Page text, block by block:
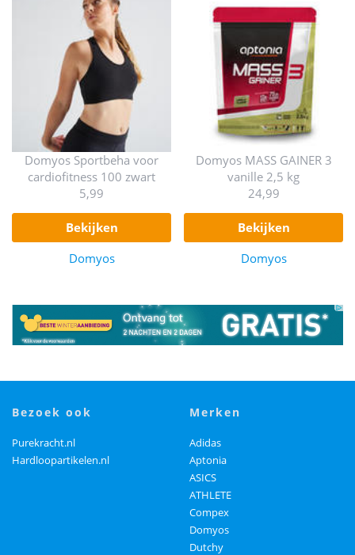
Domyos Sportbeha voor
cardiofitness 100 zwart
5,99
bekijken
Domyos
Domyos MASS GAINER 3
vanille 2,5 kg
24,99
bekijken
Domyos
bezoek ook
Purekracht.nl
Hardloopartikelen.nl
merken
Adidas
Aptonia
ASICS
ATHLETE
Compex
Domyos
Dutchy